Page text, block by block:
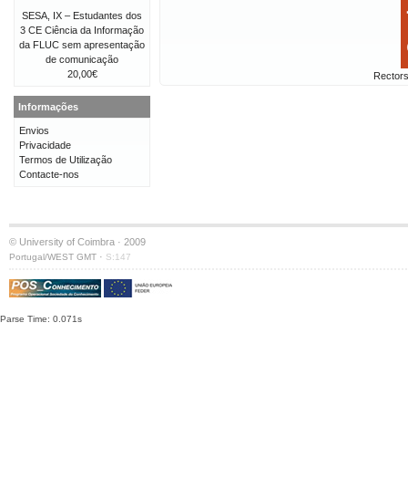
SESA, IX – Estudantes dos
3 CE Ciência da Informação
da FLUC sem apresentação
de comunicação
20,00€
Informações
Envios
Privacidade
Termos de Utilização
Contacte-nos
© University of Coimbra · 2009
Portugal/WEST GMT · S:147
Parse Time: 0.071s